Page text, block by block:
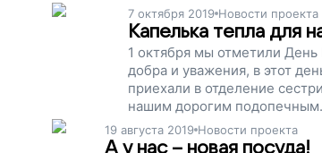
7 октября 2019 Новости проекта
Капелька тепла для
1 октября мы отметили
добра и уважения, в этот
приехали в отделение
нашим дорогим
приятно, когда к ним
19 августа 2019 Новости проекта
А у нас – новая посуда!